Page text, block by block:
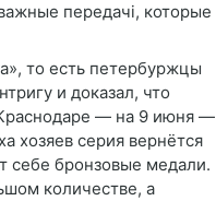
передачі, которые
то есть петербуржцы
и доказал, что
Краснодаре — на 9 июня —
хозяев серия вернётся
себе бронзовые медали.
количестве, а